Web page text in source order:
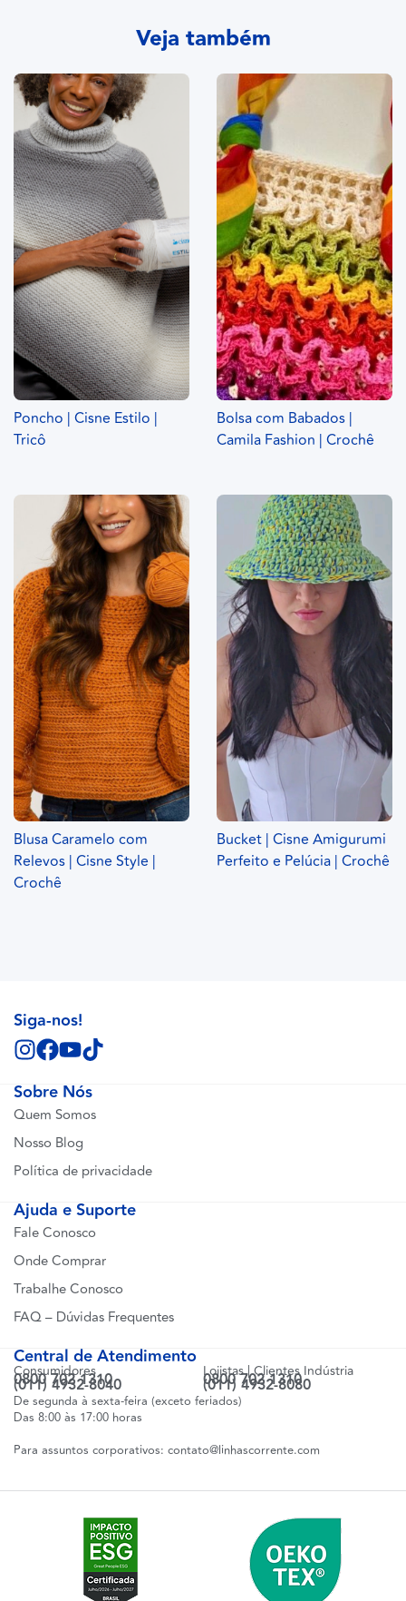
Veja também
Poncho | Cisne Estilo |
Tricô
Bolsa com Babados |
Camila Fashion | Crochê
Blusa Caramelo com
Relevos | Cisne Style |
Crochê
Bucket | Cisne Amigurumi
Perfeito e Pelúcia | Crochê
Sobre Nós
Quem Somos
Nosso Blog
Política de privacidade
Ajuda e Suporte
Fale Conosco
Onde Comprar
Trabalhe Conosco
FAQ – Dúvidas Frequentes
Central de Atendimento
Consumidores
0800 702 1310
(011) 4932-8040
Lojistas | Clientes Indústria
0800 702 1310
(011) 4932-8080
De segunda à sexta-feira (exceto feriados)
Das 8:00 às 17:00 horas
Para assuntos corporativos: contato@linhascorrente.com
Siga-nos!